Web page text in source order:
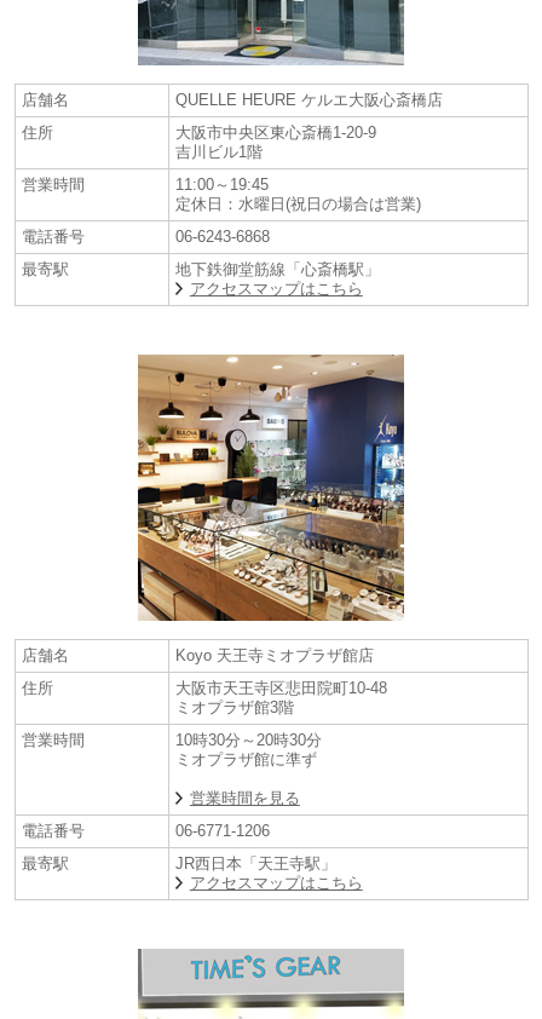
店舗名
QUELLE HEURE ケルエ大阪心斎橋店
住所
大阪市中央区東心斎橋1-20-9
吉川ビル1階
営業時間
11:00～19:45
定休日：水曜日(祝日の場合は営業)
電話番号
06-6243-6868
最寄駅
地下鉄御堂筋線「心斎橋駅」
アクセスマップはこちら
店舗名
Koyo 天王寺ミオプラザ館店
住所
大阪市天王寺区悲田院町10-48
ミオプラザ館3階
営業時間
10時30分～20時30分
ミオプラザ館に準ず
営業時間を見る
電話番号
06-6771-1206
最寄駅
JR西日本「天王寺駅」
アクセスマップはこちら